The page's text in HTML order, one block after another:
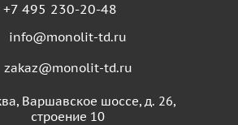
+7 495 230-20-48
info@monolit-td.ru
zakaz@monolit-td.ru
Варшавское шоссе, д. 26,
строение 10